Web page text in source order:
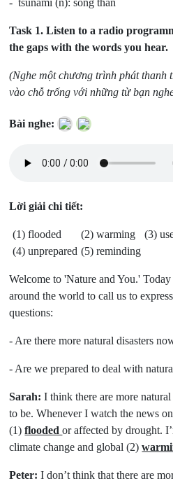
- tsunami (n): sóng thần
Task 1.Listen to a radio
the gaps with the words you hear.
(Nghe một chương trình phát thanh
vào chỗ trống với những từ bạn
Bài nghe:
Lời giải chi tiết:
(1) flooded (2) warming
(3)
(4) unprepared (5) reminding
Welcome to 'Nature and You.'
around the world to call us to
questions:
- Are there more natural disasters
- Are we prepared to deal with
Sarah: I think there are more
to be. Whenever I watch the news
(1)floodedor affected by drought.
climate change and global (2)
Peter: I don’t think that there are